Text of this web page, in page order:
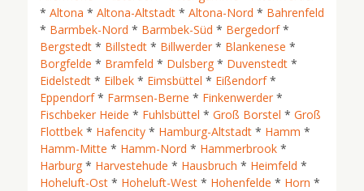
* Altona * Altona-Altstadt * Altona-Nord * Bahrenfeld
* Barmbek-Nord * Barmbek-Süd * Bergedorf*
Bergstedt * Billstedt * Billwerder * Blankenese *
Borgfelde * Bramfeld * Dulsberg * Duvenstedt *
Eidelstedt * Eilbek * Eimsbüttel * Eißendorf*
Eppendorf* Farmsen-Berne * Finkenwerder *
Fischbeker Heide * Fuhlsbüttel * Groß Borstel * Groß
Flottbek * Hafencity * Hamburg-Altstadt * Hamm *
Hamm-Mitte * Hamm-Nord * Hammerbrook *
Harburg * Harvestehude * Hausbruch * Heimfeld *
Hoheluft-Ost * Hoheluft-West * Hohenfelde * Horn *